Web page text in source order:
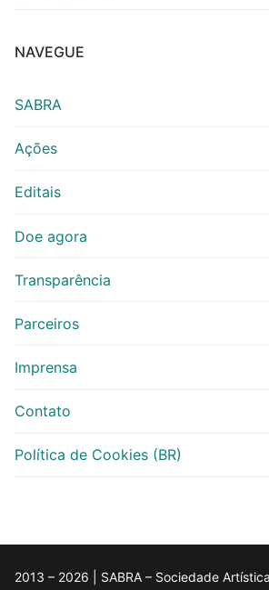
NAVEGUE
SABRA
Ações
Editais
Doe agora
Transparência
Parceiros
Imprensa
Contato
Política de Cookies (BR)
2013 – 2026 | SABRA – Sociedade